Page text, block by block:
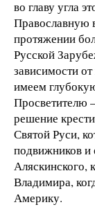
во главу угла
Православную
протяжении
Русской
зависимости
имеем
Просветителю
решение
Святой Руси,
подвижников и
Аляскинского,
Владимира,
Америку.